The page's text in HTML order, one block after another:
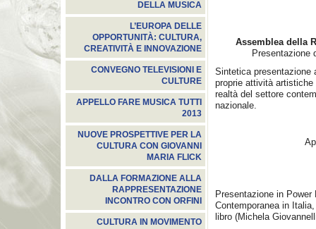
DELLA MUSICA
L’EUROPA DELLE
OPPORTUNITÀ: CULTURA,
CREATIVITÀ E INNOVAZIONE
CONVEGNO TELEVISIONI E
CULTURE
APPELLO FARE MUSICA TUTTI
2013
NUOVE PROSPETTIVE PER LA
CULTURA CON GIOVANNI
MARIA FLICK
DALLA FORMAZIONE ALLA
RAPPRESENTAZIONE
INCONTRO CON ORFINI
CULTURA IN MOVIMENTO
Assemblea della
Presentazione
Sintetica presentazione
proprie attività artistiche
realtà del settore
nazionale.
Presentazione in
Contemporanea in
libro (Michela